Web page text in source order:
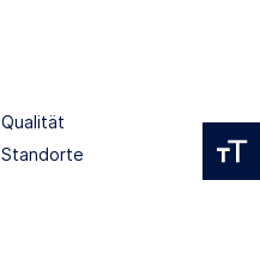
Qualität
Standorte